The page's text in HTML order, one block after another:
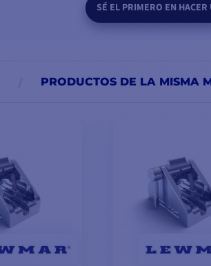
SÉ EL PRIMERO EN
PRODUCTOS DE LA MISMA